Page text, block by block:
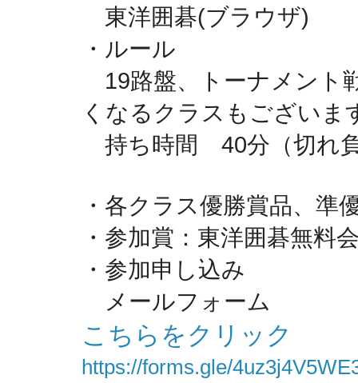
東洋囲碁(ブラウザ)
・ルール
19路盤、トーナメント
くなるクラスもございま
持ち時間　40分（切れ
・各クラス優勝賞品、準
・参加賞：東洋囲碁無料
・参加申し込み
メールフォーム
こちらをクリック
https://forms.gle/